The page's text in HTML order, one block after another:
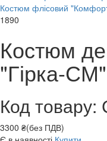
Костюм флісовий
1890
Костюм
"Гірка-
Код товару:
3300 ₴(без ПДВ)